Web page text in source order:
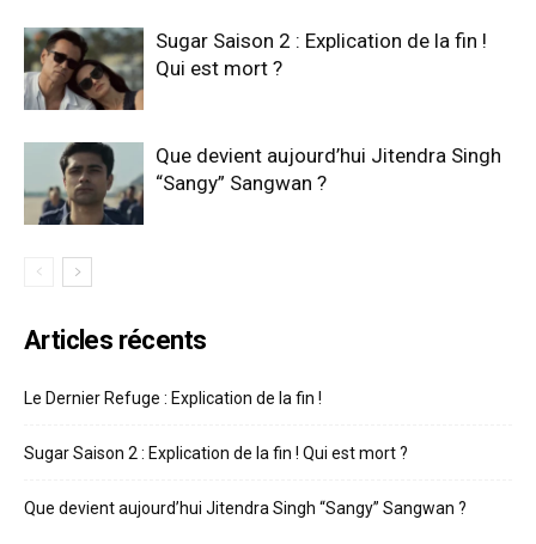
Sugar Saison 2 : Explication de la fin !
Qui est mort ?
Que devient aujourd’hui Jitendra Singh
“Sangy” Sangwan ?
Articles récents
Le Dernier Refuge : Explication de la fin !
Sugar Saison 2 : Explication de la fin ! Qui est mort ?
Que devient aujourd’hui Jitendra Singh “Sangy” Sangwan ?